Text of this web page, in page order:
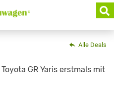
Alle Deals
Toyota GR Yaris erstmals mit